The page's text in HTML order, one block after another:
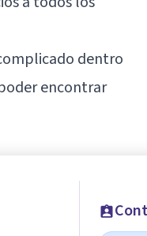
dentro
encontrar